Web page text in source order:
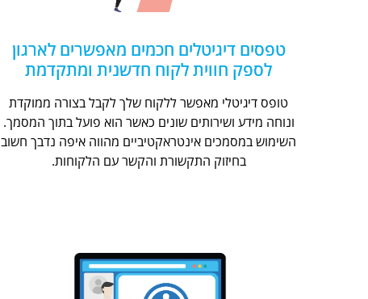
טפסים דיגיטלים חכמים מאפשרים לארגון
לספק חווית לקוח חדשנית ומתקדמת
טופס דיגיטלי מאפשר ללקוח שלך לקבל בצורה ממוקדת
ונוחה מידע ושירותים שונים כאשר הוא פועל בתוך המסמך.
השימוש במסמכים אינטראקטיביים מהווה איפה נדבך חשוב
בחיזוק התקשורת והקשר עם הלקוחות.